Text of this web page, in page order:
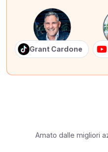
Grant Cardone
Amato dalle migliori